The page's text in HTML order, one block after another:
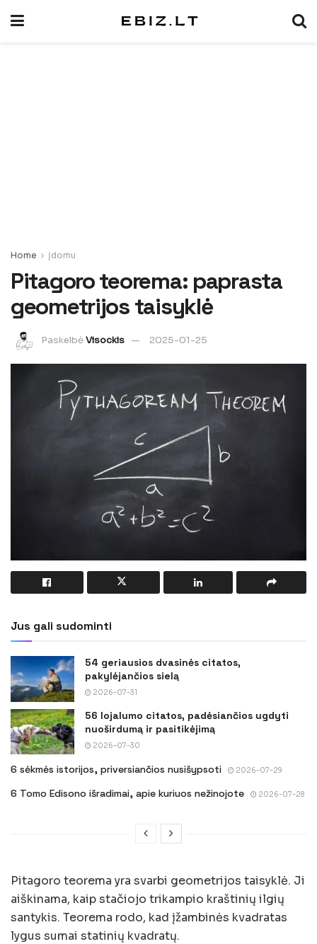
Home Įdomu
Pitagoro teorema: paprasta
geometrijos taisyklė
PaskelbėVisockis 2025-01-25
Jus gali sudominti
54 geriausios dvasinės citatos,
pakylėjančios sielą
2026-07-31
56 lojalumo citatos, padėsiančios ugdyti
nuoširdumą ir pasitikėjimą
2026-07-30
6 sėkmės istorijos, priversiančios nusišypsoti 2026-07-29
6 Tomo Edisono išradimai, apie kuriuos nežinojote 2026-07-28
Pitagoro teorema yra svarbi geometrijos taisyklė. Ji
aiškinama, kaip stačiojo trikampio kraštinių ilgių
santykis. Teorema rodo, kad įžambinės kvadratas
lygus sumai statinių kvadratų.